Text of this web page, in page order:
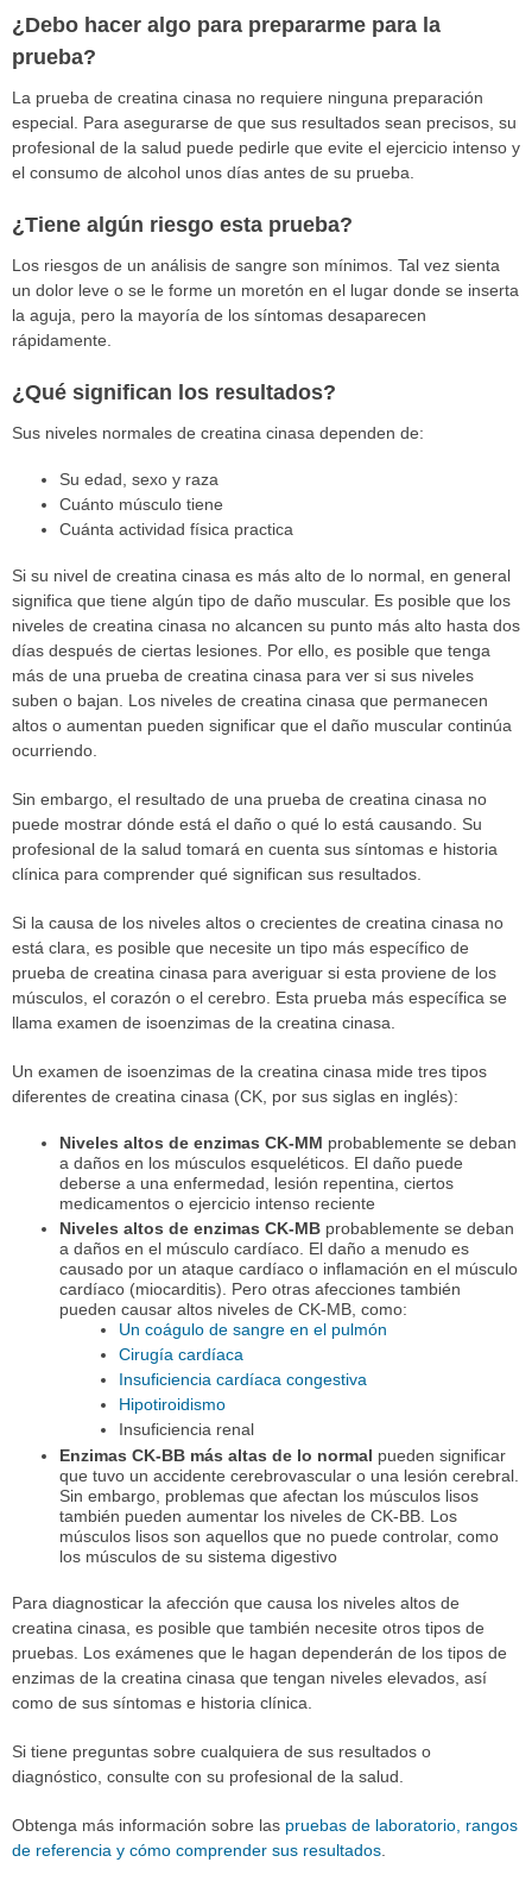
¿Debo hacer algo para prepararme para la
prueba?
La prueba de creatina cinasa no requiere ninguna preparación
especial. Para asegurarse de que sus resultados sean precisos, su
profesional de la salud puede pedirle que evite el ejercicio intenso y
el consumo de alcohol unos días antes de su prueba.
¿Tiene algún riesgo esta prueba?
Los riesgos de un análisis de sangre son mínimos. Tal vez sienta
un dolor leve o se le forme un moretón en el lugar donde se inserta
la aguja, pero la mayoría de los síntomas desaparecen
rápidamente.
¿Qué significan los resultados?
Sus niveles normales de creatina cinasa dependen de:
Su edad, sexo y raza
Cuánto músculo tiene
Cuánta actividad física practica
Si su nivel de creatina cinasa es más alto de lo normal, en general
significa que tiene algún tipo de daño muscular. Es posible que los
niveles de creatina cinasa no alcancen su punto más alto hasta dos
días después de ciertas lesiones. Por ello, es posible que tenga
más de una prueba de creatina cinasa para ver si sus niveles
suben o bajan. Los niveles de creatina cinasa que permanecen
altos o aumentan pueden significar que el daño muscular continúa
ocurriendo.
Sin embargo, el resultado de una prueba de creatina cinasa no
puede mostrar dónde está el daño o qué lo está causando. Su
profesional de la salud tomará en cuenta sus síntomas e historia
clínica para comprender qué significan sus resultados.
Si la causa de los niveles altos o crecientes de creatina cinasa no
está clara, es posible que necesite un tipo más específico de
prueba de creatina cinasa para averiguar si esta proviene de los
músculos, el corazón o el cerebro. Esta prueba más específica se
llama examen de isoenzimas de la creatina cinasa.
Un examen de isoenzimas de la creatina cinasa mide tres tipos
diferentes de creatina cinasa (CK, por sus siglas en inglés):
Niveles altos de enzimas CK-MM probablemente se deban
a daños en los músculos esqueléticos. El daño puede
deberse a una enfermedad, lesión repentina, ciertos
medicamentos o ejercicio intenso reciente
Niveles altos de enzimas CK-MBprobablemente se deban
a daños en el músculo cardíaco. El daño a menudo es
causado por un ataque cardíaco o inflamación en el músculo
cardíaco (miocarditis). Pero otras afecciones también
pueden causar altos niveles de CK-MB, como:
Un coágulo de sangre en el pulmón
Cirugía cardíaca
Insuficiencia cardíaca congestiva
Hipotiroidismo
Insuficiencia renal
Enzimas CK-BB más altas de lo normal pueden significar
que tuvo un accidente cerebrovascular o una lesión cerebral.
Sin embargo, problemas que afectan los músculos lisos
también pueden aumentar los niveles de CK-BB. Los
músculos lisos son aquellos que no puede controlar, como
los músculos de su sistema digestivo
Para diagnosticar la afección que causa los niveles altos de
creatina cinasa, es posible que también necesite otros tipos de
pruebas. Los exámenes que le hagan dependerán de los tipos de
enzimas de la creatina cinasa que tengan niveles elevados, así
como de sus síntomas e historia clínica.
Si tiene preguntas sobre cualquiera de sus resultados o
diagnóstico, consulte con su profesional de la salud.
Obtenga más información sobre las pruebas de laboratorio, rangos
de referencia y cómo comprender sus resultados